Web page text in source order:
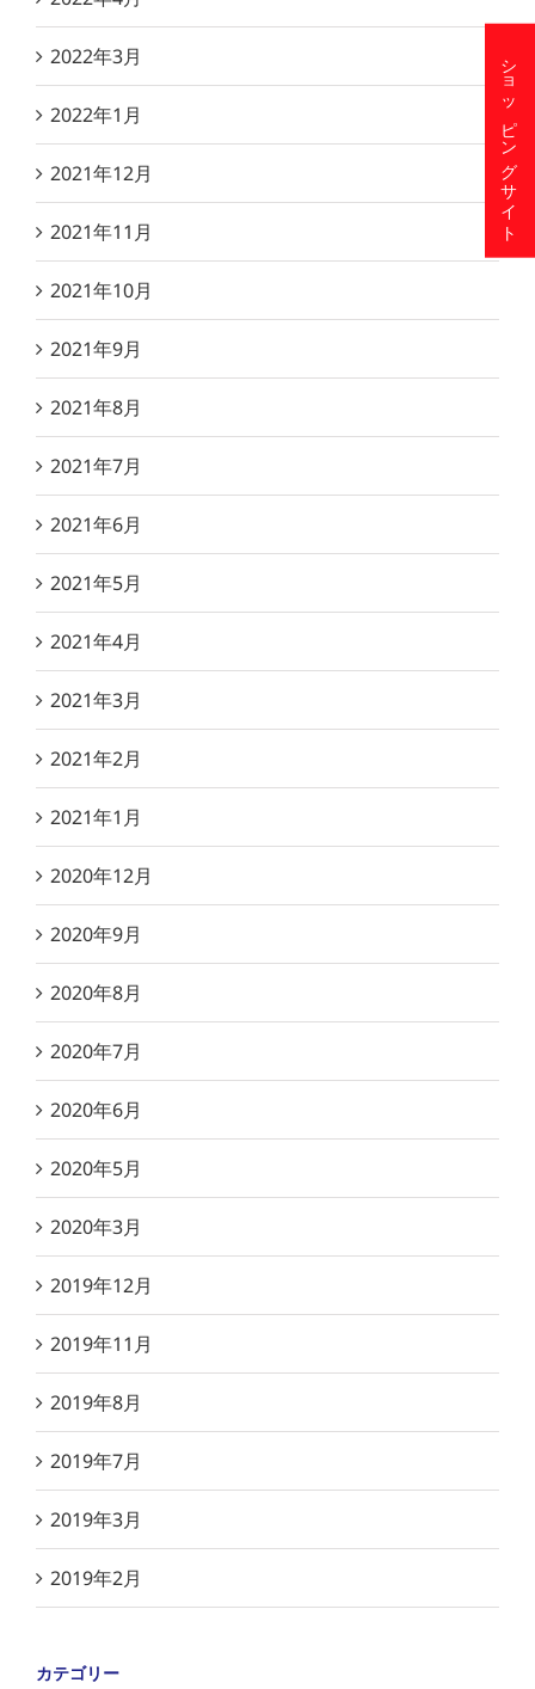
2022年3月
2022年1月
2021年12月
2021年11月
2021年10月
2021年9月
2021年8月
2021年7月
2021年6月
2021年5月
2021年4月
2021年3月
2021年2月
2021年1月
2020年12月
2020年9月
2020年8月
2020年7月
2020年6月
2020年5月
2020年3月
2019年12月
2019年11月
2019年8月
2019年7月
2019年3月
2019年2月
カテゴリー
ショッピングサイト